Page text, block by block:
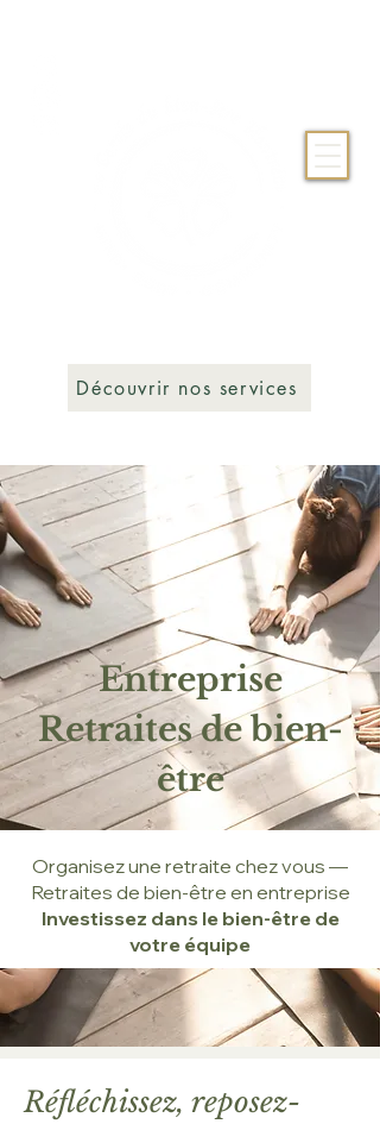
Découvrir nos services
Entreprise
Retraites de bien-
être
Organisez une retraite chez vous —
Retraites de bien-être en entreprise
Investissez dans le bien-être de
votre équipe
Réfléchissez, reposez-